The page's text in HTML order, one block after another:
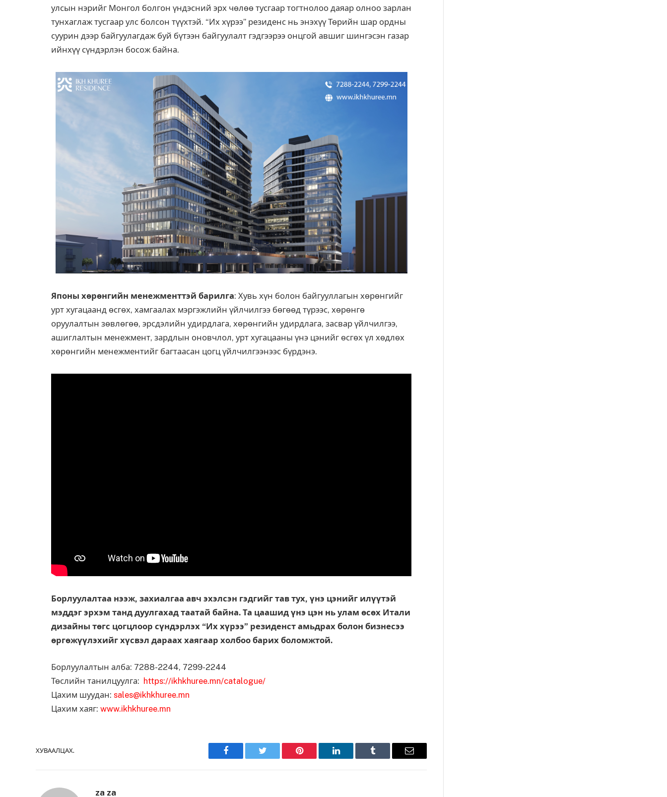
улсын нэрийг Монгол болгон үндэсний эрх чөлөө тусгаар тогтнолоо даяар олноо зарлан
тунхаглаж тусгаар улс болсон түүхтэй. “Их хүрээ” резиденс нь энэхүү Төрийн шар ордны
суурин дээр байгуулагдаж буй бүтээн байгуулалт гэдгээрээ онцгой авшиг шингэсэн газар
ийнхүү сүндэрлэн босож байна.
Японы хөрөнгийн менежменттэй барилга: Хувь хүн болон байгууллагын хөрөнгийг
урт хугацаанд өсгөх, хамгаалах мэргэжлийн үйлчилгээ бөгөөд түрээс, хөрөнгө
оруулалтын зөвлөгөө, эрсдэлийн удирдлага, хөрөнгийн удирдлага, засвар үйлчилгээ,
ашиглалтын менежмент, зардлын оновчлол, урт хугацааны үнэ цэнийг өсгөх үл хөдлөх
хөрөнгийн менежментийг багтаасан цогц үйлчилгээнээс бүрдэнэ.
Борлуулалтаа нээж, захиалгаа авч эхэлсэн гэдгийг тав тух, үнэ цэнийг илүүтэй
мэддэг эрхэм танд дуулгахад таатай байна. Та цаашид үнэ цэн нь улам өсөх Итали
дизайны төгс цогцлоор сүндэрлэх “Их хүрээ” резиденст амьдрах болон бизнесээ
өргөжүүлэхийг хүсвэл дараах хаягаар холбоо барих боломжтой.
Борлуулалтын алба: 7288-2244, 7299-2244
Төслийн танилцуулга: https://ikhkhuree.mn/catalogue/
Цахим шуудан: sales@ikhkhuree.mn
Цахим хаяг: www.ikhkhuree.mn
ХУВААЛЦАХ.
Facebook Twitter Pinterest LinkedIn Tumblr Имэйл
za za